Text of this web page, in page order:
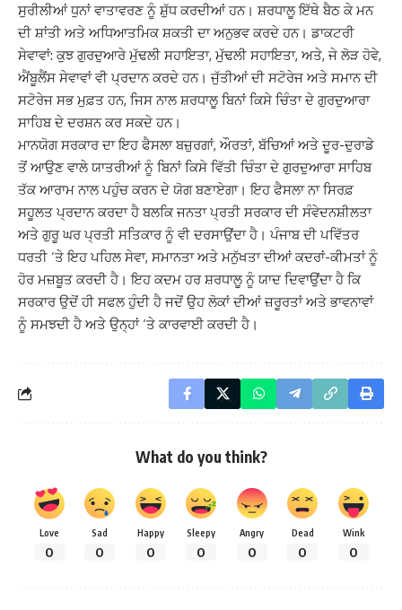
ਸੁਰੀਲੀਆਂ ਧੁਨਾਂ ਵਾਤਾਵਰਣ ਨੂੰ ਸ਼ੁੱਧ ਕਰਦੀਆਂ ਹਨ। ਸ਼ਰਧਾਲੂ ਇੱਥੇ ਬੈਠ ਕੇ ਮਨ
ਦੀ ਸ਼ਾਂਤੀ ਅਤੇ ਅਧਿਆਤਮਿਕ ਸ਼ਕਤੀ ਦਾ ਅਨੁਭਵ ਕਰਦੇ ਹਨ। ਡਾਕਟਰੀ
ਸੇਵਾਵਾਂ: ਕੁਝ ਗੁਰਦੁਆਰੇ ਮੁੱਢਲੀ ਸਹਾਇਤਾ, ਮੁੱਢਲੀ ਸਹਾਇਤਾ, ਅਤੇ, ਜੇ ਲੋੜ ਹੋਵੇ,
ਐਂਬੂਲੈਂਸ ਸੇਵਾਵਾਂ ਵੀ ਪ੍ਰਦਾਨ ਕਰਦੇ ਹਨ। ਜੁੱਤੀਆਂ ਦੀ ਸਟੋਰੇਜ ਅਤੇ ਸਮਾਨ ਦੀ
ਸਟੋਰੇਜ ਸਭ ਮੁਫ਼ਤ ਹਨ, ਜਿਸ ਨਾਲ ਸ਼ਰਧਾਲੂ ਬਿਨਾਂ ਕਿਸੇ ਚਿੰਤਾ ਦੇ ਗੁਰਦੁਆਰਾ
ਸਾਹਿਬ ਦੇ ਦਰਸ਼ਨ ਕਰ ਸਕਦੇ ਹਨ।
ਮਾਨਯੋਗ ਸਰਕਾਰ ਦਾ ਇਹ ਫੈਸਲਾ ਬਜ਼ੁਰਗਾਂ, ਔਰਤਾਂ, ਬੱਚਿਆਂ ਅਤੇ ਦੂਰ-ਦੁਰਾਡੇ
ਤੋਂ ਆਉਣ ਵਾਲੇ ਯਾਤਰੀਆਂ ਨੂੰ ਬਿਨਾਂ ਕਿਸੇ ਵਿੱਤੀ ਚਿੰਤਾ ਦੇ ਗੁਰਦੁਆਰਾ ਸਾਹਿਬ
ਤੱਕ ਆਰਾਮ ਨਾਲ ਪਹੁੰਚ ਕਰਨ ਦੇ ਯੋਗ ਬਣਾਏਗਾ। ਇਹ ਫੈਸਲਾ ਨਾ ਸਿਰਫ਼
ਸਹੂਲਤ ਪ੍ਰਦਾਨ ਕਰਦਾ ਹੈ ਬਲਕਿ ਜਨਤਾ ਪ੍ਰਤੀ ਸਰਕਾਰ ਦੀ ਸੰਵੇਦਨਸ਼ੀਲਤਾ
ਅਤੇ ਗੁਰੂ ਘਰ ਪ੍ਰਤੀ ਸਤਿਕਾਰ ਨੂੰ ਵੀ ਦਰਸਾਉਂਦਾ ਹੈ। ਪੰਜਾਬ ਦੀ ਪਵਿੱਤਰ
ਧਰਤੀ ‘ਤੇ ਇਹ ਪਹਿਲ ਸੇਵਾ, ਸਮਾਨਤਾ ਅਤੇ ਮਨੁੱਖਤਾ ਦੀਆਂ ਕਦਰਾਂ-ਕੀਮਤਾਂ ਨੂੰ
ਹੋਰ ਮਜ਼ਬੂਤ ਕਰਦੀ ਹੈ। ਇਹ ਕਦਮ ਹਰ ਸ਼ਰਧਾਲੂ ਨੂੰ ਯਾਦ ਦਿਵਾਉਂਦਾ ਹੈ ਕਿ
ਸਰਕਾਰ ਉਦੋਂ ਹੀ ਸਫਲ ਹੁੰਦੀ ਹੈ ਜਦੋਂ ਉਹ ਲੋਕਾਂ ਦੀਆਂ ਜ਼ਰੂਰਤਾਂ ਅਤੇ ਭਾਵਨਾਵਾਂ
ਨੂੰ ਸਮਝਦੀ ਹੈ ਅਤੇ ਉਨ੍ਹਾਂ ‘ਤੇ ਕਾਰਵਾਈ ਕਰਦੀ ਹੈ।
What do you think?
Love
0
Sad
0
Happy
0
Sleepy
0
Angry
0
Dead
0
Wink
0